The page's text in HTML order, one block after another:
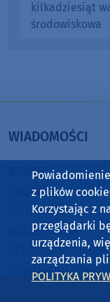
kilkadziesiąt
środowiskowa
WIADOMOŚCI
BYTÓW
CHOJNICE
CZŁUCHÓW
KOŚCIERZYNA
SĘPÓLNO
STAROGARD
z plików
Korzystając z
przeglądarki
urządzenia,
zarządzania
POLITYKA